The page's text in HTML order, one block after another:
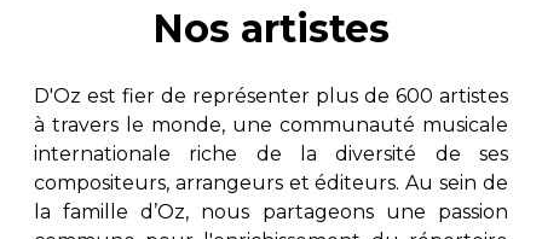
riche en œuvres originales et en
arrangements de qualité.
PARTITIONS POUR GUITARE
INSCRIPTION
riche en œuvres originales et en
arrangements de qualité.
2 guitares
3 guitares
4 guitares
5 guitares et plus
Ensemble de
Nos artistes
D'Oz est fier de représenter plus de 600 artistes
à travers le monde, une communauté musicale
internationale riche de la diversité de ses
compositeurs, arrangeurs et éditeurs. Au sein de
la famille d’Oz, nous partageons une passion